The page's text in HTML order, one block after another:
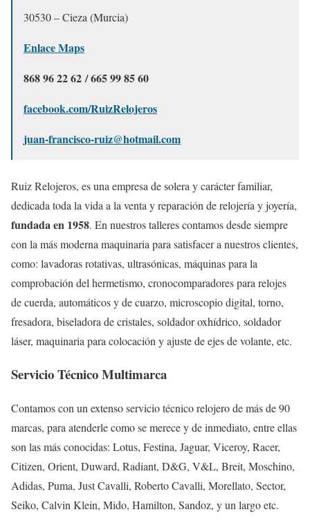
30530 – Cieza (Murcia)
Enlace Maps
868 96 22 62 / 665 99 85 60
facebook.com/RuizRelojeros
juan-francisco-ruiz@hotmail.com
Ruiz Relojeros, es una empresa de solera y carácter familiar,
dedicada toda la vida a la venta y reparación de relojería y joyería,
fundada en 1958. En nuestros talleres contamos desde siempre
con la más moderna maquinaria para satisfacer a nuestros clientes,
como: lavadoras rotativas, ultrasónicas, máquinas para la
comprobación del hermetismo, cronocomparadores para relojes
de cuerda, automáticos y de cuarzo, microscopio digital, torno,
fresadora, biseladora de cristales, soldador oxhídrico, soldador
láser, maquinaria para colocación y ajuste de ejes de volante, etc.
Servicio Técnico Multimarca
Contamos con un extenso servicio técnico relojero de más de 90
marcas, para atenderle como se merece y de inmediato, entre ellas
son las más conocidas: Lotus, Festina, Jaguar, Viceroy, Racer,
Citizen, Orient, Duward, Radiant, D&G, V&L, Breit, Moschino,
Adidas, Puma, Just Cavalli, Roberto Cavalli, Morellato, Sector,
Seiko, Calvin Klein, Mido, Hamilton, Sandoz, y un largo etc.